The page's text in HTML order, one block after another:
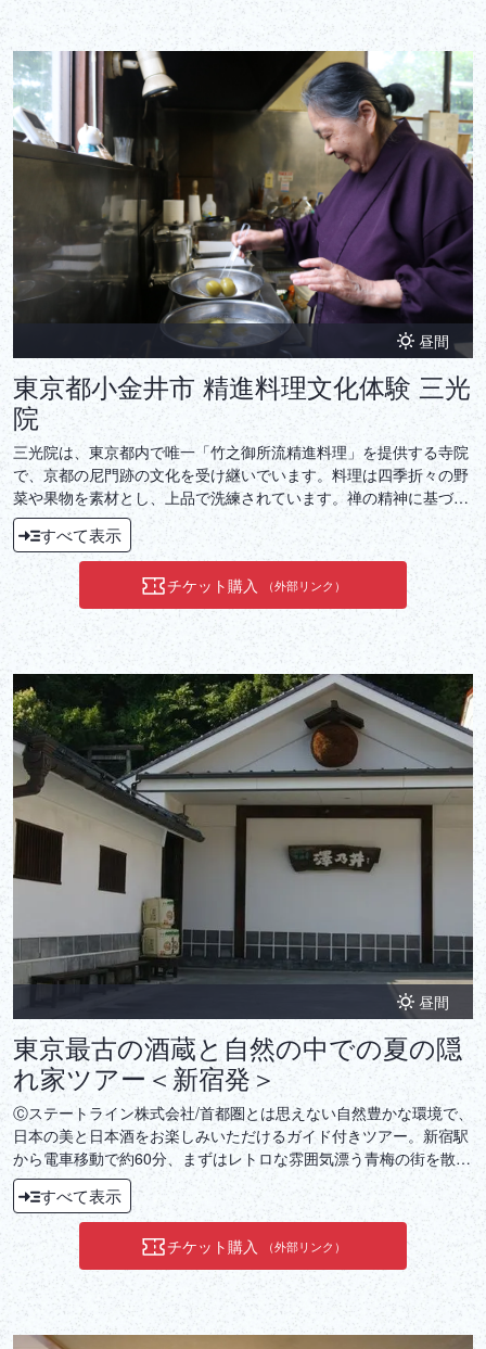
昼間
東京都小金井市 精進料理文化体験 三光
院
三光院は、東京都内で唯一「竹之御所流精進料理」を提供する寺院
で、京都の尼門跡の文化を受け継いでいます。料理は四季折々の野
菜や果物を素材とし、上品で洗練されています。禅の精神に基づい
た解説と静寂な庭園とともに、心身を静める文化体験をお届けしま
す。すべて表示
チケット購入 （外部リンク）
昼間
東京最古の酒蔵と自然の中での夏の隠
れ家ツアー＜新宿発＞
Ⓒステートライン株式会社/首都圏とは思えない自然豊かな環境で、
日本の美と日本酒をお楽しみいただけるガイド付きツアー。新宿駅
から電車移動で約60分、まずはレトロな雰囲気漂う青梅の街を散策
します。昭和初期の映画看板が並ぶ商店街や、住吉神社を訪れた
後、300年以上の歴史を持つ蔵元へ。日本酒を試飲し、その魅力を
存分に味わえます。奥多摩の美しい自然の中で、様々な日本酒との
出会いをお楽しみください。
すべて表示
チケット購入 （外部リンク）